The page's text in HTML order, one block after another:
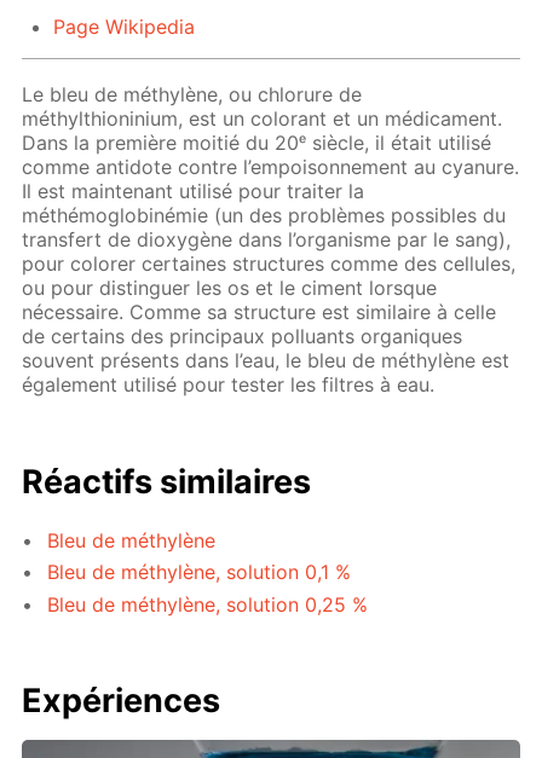
Page Wikipedia
Le bleu de méthylène, ou chlorure de
méthylthioninium, est un colorant et un médicament.
Dans la première moitié du 20ᵉ siècle, il était utilisé
comme antidote contre l’empoisonnement au cyanure.
Il est maintenant utilisé pour traiter la
méthémoglobinémie (un des problèmes possibles du
transfert de dioxygène dans l’organisme par le sang),
pour colorer certaines structures comme des cellules,
ou pour distinguer les os et le ciment lorsque
nécessaire. Comme sa structure est similaire à celle
de certains des principaux polluants organiques
souvent présents dans l’eau, le bleu de méthylène est
également utilisé pour tester les filtres à eau.
Réactifs similaires
Bleu de méthylène
Bleu de méthylène, solution 0,1 %
Bleu de méthylène, solution 0,25 %
Expériences